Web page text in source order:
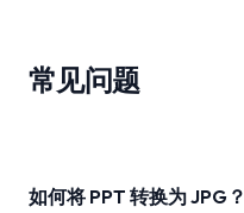
常见问题
如何将 PPT 转换为 JPG？